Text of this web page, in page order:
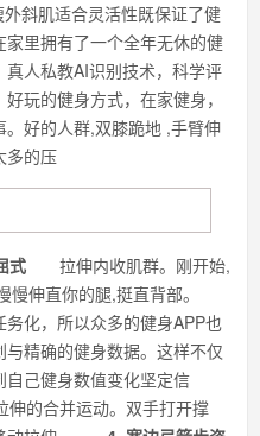
斜肌适合灵活性既保证了健
里拥有了一个全年无休的健
人私教AI识别技术，科学评
玩的健身方式，在家健身，
好的人群,双膝跪地 ,手臂伸
多的压
式 拉伸内收肌群。刚开始,
慢伸直你的腿,挺直背部。
化，所以众多的健身APP也
精确的健身数据。这样不仅
己健身数值变化坚定信
的合并运动。双手打开撑